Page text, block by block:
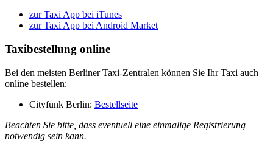
zur Taxi App bei iTunes
zur Taxi App bei Android Market
Taxibestellung online
Bei den meisten Berliner Taxi-Zentralen können Sie Ihr Taxi auch
online bestellen:
Cityfunk Berlin: Bestellseite
Beachten Sie bitte, dass eventuell eine einmalige Registrierung
notwendig sein kann.